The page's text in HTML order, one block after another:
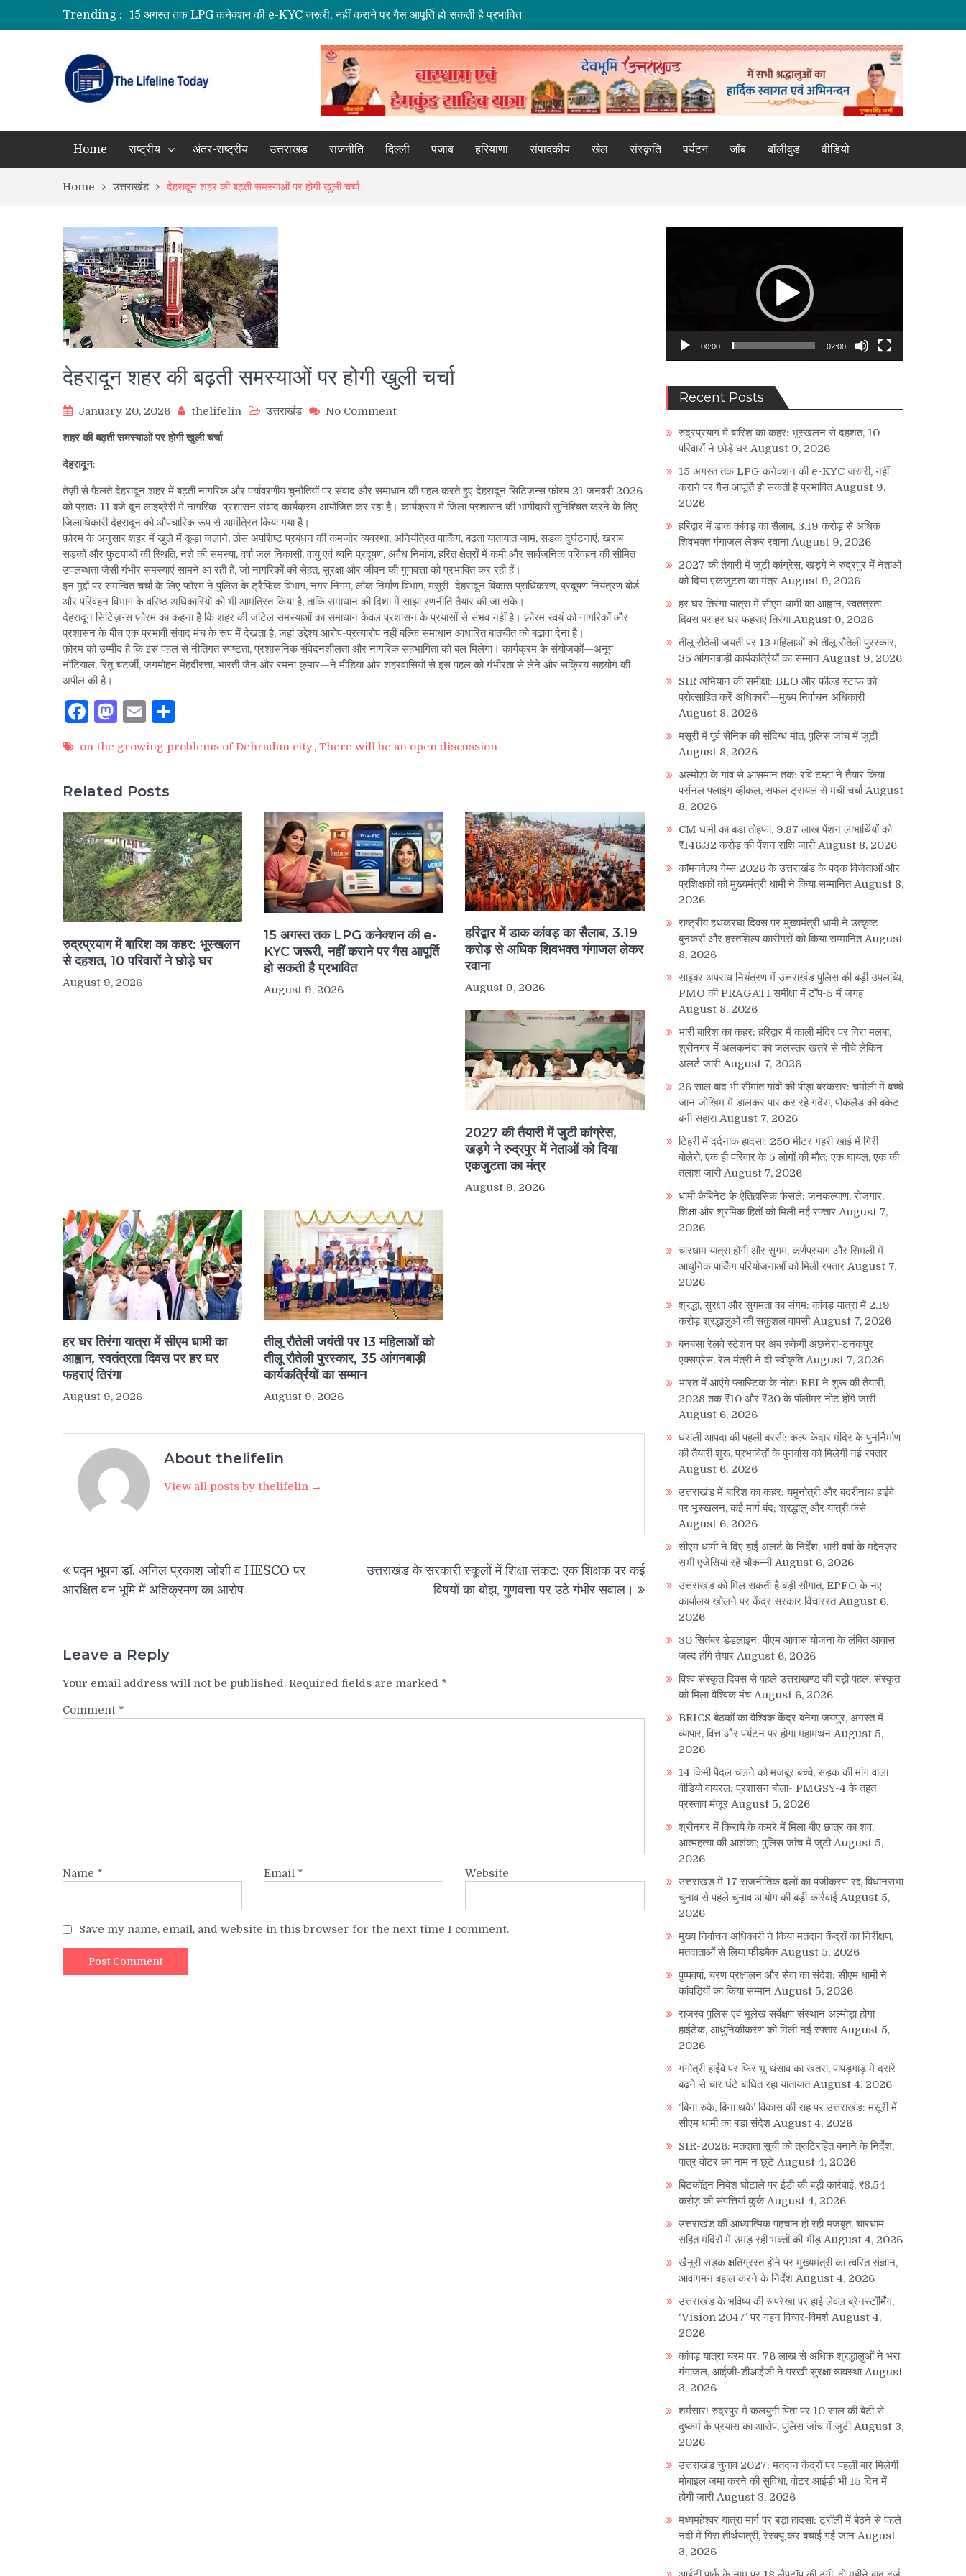
Trending :
15 अगस्त तक LPG कनेक्शन की e-KYC जरूरी, नहीं कराने पर गैस आपूर्ति हो सकती है प्रभावित
हरिद्वार में डाक कांवड़ का सैलाब, 3.19 करोड़ से अधिक शिवभक्त गंगाजल लेकर रवाना
2027 की तैयारी में जुटी कांग्रेस, खड़गे ने रुद्रपुर में नेताओं को दिया एकजुटता का मंत्र
हर घर तिरंगा यात्रा में सीएम धामी का आह्वान, स्वतंत्रता दिवस पर हर घर फहराएं तिरंगा
रुद्रप्रयाग में बारिश का कहर: भूस्खलन से दहशत, 10 परिवारों ने छोड़े घर
Home राष्ट्रीय अंतर-राष्ट्रीय उत्तराखंड राजनीति दिल्ली पंजाब हरियाणा संपादकीय खेल संस्कृति पर्यटन जॉब बॉलीवुड वीडियो
Home उत्तराखंड देहरादून शहर की बढ़ती समस्याओं पर होगी खुली चर्चा
देहरादून शहर की बढ़ती समस्याओं पर होगी खुली चर्चा
January 20, 2026 thelifelin उत्तराखंड No Commenton
समस्याओं
पर
खुली
चर्चा
शहर की बढ़ती समस्याओं पर होगी खुली चर्चा
देहरादून:
तेज़ी से फैलते देहरादून शहर में बढ़ती नागरिक और पर्यावरणीय चुनौतियों पर संवाद और समाधान की पहल करते हुए देहरादून सिटिज़न्स फ़ोरम 21 जनवरी 2026
को प्रातः 11 बजे दून लाइब्रेरी में नागरिक–प्रशासन संवाद कार्यक्रम आयोजित कर रहा है। कार्यक्रम में जिला प्रशासन की भागीदारी सुनिश्चित करने के लिए
जिलाधिकारी देहरादून को औपचारिक रूप से आमंत्रित किया गया है।
फ़ोरम के अनुसार शहर में खुले में कूड़ा जलाने, ठोस अपशिष्ट प्रबंधन की कमजोर व्यवस्था, अनियंत्रित पार्किंग, बढ़ता यातायात जाम, सड़क दुर्घटनाएं, खराब
सड़कों और फुटपाथों की स्थिति, नशे की समस्या, वर्षा जल निकासी, वायु एवं ध्वनि प्रदूषण, अवैध निर्माण, हरित क्षेत्रों में कमी और सार्वजनिक परिवहन की सीमित
उपलब्धता जैसी गंभीर समस्याएं सामने आ रही हैं, जो नागरिकों की सेहत, सुरक्षा और जीवन की गुणवत्ता को प्रभावित कर रही हैं।
इन मुद्दों पर समन्वित चर्चा के लिए फ़ोरम ने पुलिस के ट्रैफिक विभाग, नगर निगम, लोक निर्माण विभाग, मसूरी–देहरादून विकास प्राधिकरण, प्रदूषण नियंत्रण बोर्ड
और परिवहन विभाग के वरिष्ठ अधिकारियों को भी आमंत्रित किया है, ताकि समाधान की दिशा में साझा रणनीति तैयार की जा सके।
देहरादून सिटिज़न्स फ़ोरम का कहना है कि शहर की जटिल समस्याओं का समाधान केवल प्रशासन के प्रयासों से संभव नहीं है। फ़ोरम स्वयं को नागरिकों और
प्रशासन के बीच एक प्रभावी संवाद मंच के रूप में देखता है, जहां उद्देश्य आरोप-प्रत्यारोप नहीं बल्कि समाधान आधारित बातचीत को बढ़ावा देना है।
फ़ोरम को उम्मीद है कि इस पहल से नीतिगत स्पष्टता, प्रशासनिक संवेदनशीलता और नागरिक सहभागिता को बल मिलेगा। कार्यक्रम के संयोजकों—अनूप
नॉटियाल, रितु चटर्जी, जगमोहन मेंहदीरत्ता, भारती जैन और रमना कुमार—ने मीडिया और शहरवासियों से इस पहल को गंभीरता से लेने और सक्रिय सहयोग की
अपील की है।
Facebook
Mastodon
Email
on the growing problems of Dehradun city., There will be an open discussion
Related Posts
रुद्रप्रयाग में बारिश का कहर: भूस्खलन
से दहशत, 10 परिवारों ने छोड़े घर
August 9, 2026
15 अगस्त तक LPG कनेक्शन की e-
KYC जरूरी, नहीं कराने पर गैस आपूर्ति
हो सकती है प्रभावित
August 9, 2026
हरिद्वार में डाक कांवड़ का सैलाब, 3.19
करोड़ से अधिक शिवभक्त गंगाजल लेकर
रवाना
August 9, 2026
2027 की तैयारी में जुटी कांग्रेस,
खड़गे ने रुद्रपुर में नेताओं को दिया
एकजुटता का मंत्र
August 9, 2026
हर घर तिरंगा यात्रा में सीएम धामी का
आह्वान, स्वतंत्रता दिवस पर हर घर
फहराएं तिरंगा
August 9, 2026
तीलू रौतेली जयंती पर 13 महिलाओं को
तीलू रौतेली पुरस्कार, 35 आंगनबाड़ी
कार्यकर्त्रियों का सम्मान
August 9, 2026
About thelifelin
View all posts by thelifelin →
navigation
पद्म भूषण डॉ. अनिल प्रकाश जोशी व HESCO पर
आरक्षित वन भूमि में अतिक्रमण का आरोप
उत्तराखंड के सरकारी स्कूलों में शिक्षा संकट: एक शिक्षक पर कई
विषयों का बोझ, गुणवत्ता पर उठे गंभीर सवाल।
Leave a Reply
Your email address will not be published. Required fields are marked *
Comment *
Name * Email * Website
Save my name, email, and website in this browser for the next time I comment.
00:00 02:00
Recent Posts
रुद्रप्रयाग में बारिश का कहर: भूस्खलन से दहशत, 10
परिवारों ने छोड़े घर August 9, 2026
15 अगस्त तक LPG कनेक्शन की e-KYC जरूरी, नहीं
कराने पर गैस आपूर्ति हो सकती है प्रभावित August 9,
2026
हरिद्वार में डाक कांवड़ का सैलाब, 3.19 करोड़ से अधिक
शिवभक्त गंगाजल लेकर रवाना August 9, 2026
2027 की तैयारी में जुटी कांग्रेस, खड़गे ने रुद्रपुर में नेताओं
को दिया एकजुटता का मंत्र August 9, 2026
हर घर तिरंगा यात्रा में सीएम धामी का आह्वान, स्वतंत्रता
दिवस पर हर घर फहराएं तिरंगा August 9, 2026
तीलू रौतेली जयंती पर 13 महिलाओं को तीलू रौतेली पुरस्कार,
35 आंगनबाड़ी कार्यकर्त्रियों का सम्मान August 9, 2026
SIR अभियान की समीक्षा: BLO और फील्ड स्टाफ को
प्रोत्साहित करें अधिकारी—मुख्य निर्वाचन अधिकारी
August 8, 2026
मसूरी में पूर्व सैनिक की संदिग्ध मौत, पुलिस जांच में जुटी
August 8, 2026
अल्मोड़ा के गांव से आसमान तक: रवि टम्टा ने तैयार किया
पर्सनल फ्लाइंग व्हीकल, सफल ट्रायल से मची चर्चा August
8, 2026
CM धामी का बड़ा तोहफा, 9.87 लाख पेंशन लाभार्थियों को
₹146.32 करोड़ की पेंशन राशि जारी August 8, 2026
कॉमनवेल्थ गेम्स 2026 के उत्तराखंड के पदक विजेताओं और
प्रशिक्षकों को मुख्यमंत्री धामी ने किया सम्मानित August 8,
2026
राष्ट्रीय हथकरघा दिवस पर मुख्यमंत्री धामी ने उत्कृष्ट
बुनकरों और हस्तशिल्प कारीगरों को किया सम्मानित August
8, 2026
साइबर अपराध नियंत्रण में उत्तराखंड पुलिस की बड़ी उपलब्धि,
PMO की PRAGATI समीक्षा में टॉप-5 में जगह
August 8, 2026
भारी बारिश का कहर: हरिद्वार में काली मंदिर पर गिरा मलबा,
श्रीनगर में अलकनंदा का जलस्तर खतरे से नीचे लेकिन
अलर्ट जारी August 7, 2026
26 साल बाद भी सीमांत गांवों की पीड़ा बरकरार: चमोली में बच्चे
जान जोखिम में डालकर पार कर रहे गदेरा, पोकलैंड की बकेट
बनी सहारा August 7, 2026
टिहरी में दर्दनाक हादसा: 250 मीटर गहरी खाई में गिरी
बोलेरो, एक ही परिवार के 5 लोगों की मौत; एक घायल, एक की
तलाश जारी August 7, 2026
धामी कैबिनेट के ऐतिहासिक फैसले: जनकल्याण, रोजगार,
शिक्षा और श्रमिक हितों को मिली नई रफ्तार August 7,
2026
चारधाम यात्रा होगी और सुगम, कर्णप्रयाग और सिमली में
आधुनिक पार्किंग परियोजनाओं को मिली रफ्तार August 7,
2026
श्रद्धा, सुरक्षा और सुगमता का संगम: कांवड़ यात्रा में 2.19
करोड़ श्रद्धालुओं की सकुशल वापसी August 7, 2026
बनबसा रेलवे स्टेशन पर अब रुकेगी अछनेरा-टनकपुर
एक्सप्रेस, रेल मंत्री ने दी स्वीकृति August 7, 2026
भारत में आएंगे प्लास्टिक के नोट! RBI ने शुरू की तैयारी,
2028 तक ₹10 और ₹20 के पॉलीमर नोट होंगे जारी
August 6, 2026
धराली आपदा की पहली बरसी: कल्प केदार मंदिर के पुनर्निर्माण
की तैयारी शुरू, प्रभावितों के पुनर्वास को मिलेगी नई रफ्तार
August 6, 2026
उत्तराखंड में बारिश का कहर: यमुनोत्री और बदरीनाथ हाईवे
पर भूस्खलन, कई मार्ग बंद; श्रद्धालु और यात्री फंसे
August 6, 2026
सीएम धामी ने दिए हाई अलर्ट के निर्देश, भारी वर्षा के मद्देनज़र
सभी एजेंसियां रहें चौकन्नी August 6, 2026
उत्तराखंड को मिल सकती है बड़ी सौगात, EPFO के नए
कार्यालय खोलने पर केंद्र सरकार विचाररत August 6,
2026
30 सितंबर डेडलाइन: पीएम आवास योजना के लंबित आवास
जल्द होंगे तैयार August 6, 2026
विश्व संस्कृत दिवस से पहले उत्तराखण्ड की बड़ी पहल, संस्कृत
को मिला वैश्विक मंच August 6, 2026
BRICS बैठकों का वैश्विक केंद्र बनेगा जयपुर, अगस्त में
व्यापार, वित्त और पर्यटन पर होगा महामंथन August 5,
2026
14 किमी पैदल चलने को मजबूर बच्चे, सड़क की मांग वाला
वीडियो वायरल; प्रशासन बोला- PMGSY-4 के तहत
प्रस्ताव मंजूर August 5, 2026
श्रीनगर में किराये के कमरे में मिला बीए छात्र का शव,
आत्महत्या की आशंका; पुलिस जांच में जुटी August 5,
2026
उत्तराखंड में 17 राजनीतिक दलों का पंजीकरण रद्द, विधानसभा
चुनाव से पहले चुनाव आयोग की बड़ी कार्रवाई August 5,
2026
मुख्य निर्वाचन अधिकारी ने किया मतदान केंद्रों का निरीक्षण,
मतदाताओं से लिया फीडबैक August 5, 2026
पुष्पवर्षा, चरण प्रक्षालन और सेवा का संदेश: सीएम धामी ने
कांवड़ियों का किया सम्मान August 5, 2026
राजस्व पुलिस एवं भूलेख सर्वेक्षण संस्थान अल्मोड़ा होगा
हाईटेक, आधुनिकीकरण को मिली नई रफ्तार August 5,
2026
गंगोत्री हाईवे पर फिर भू-धंसाव का खतरा, पापड़गाड़ में दरारें
बढ़ने से चार घंटे बाधित रहा यातायात August 4, 2026
‘बिना रुके, बिना थके’ विकास की राह पर उत्तराखंड: मसूरी में
सीएम धामी का बड़ा संदेश August 4, 2026
SIR-2026: मतदाता सूची को त्रुटिरहित बनाने के निर्देश,
पात्र वोटर का नाम न छूटे August 4, 2026
बिटकॉइन निवेश घोटाले पर ईडी की बड़ी कार्रवाई, ₹8.54
करोड़ की संपत्तियां कुर्क August 4, 2026
उत्तराखंड की आध्यात्मिक पहचान हो रही मजबूत, चारधाम
सहित मंदिरों में उमड़ रही भक्तों की भीड़ August 4, 2026
खैनूरी सड़क क्षतिग्रस्त होने पर मुख्यमंत्री का त्वरित संज्ञान,
आवागमन बहाल करने के निर्देश August 4, 2026
उत्तराखंड के भविष्य की रूपरेखा पर हाई लेवल ब्रेनस्टॉर्मिंग,
‘Vision 2047’ पर गहन विचार-विमर्श August 4,
2026
कांवड़ यात्रा चरम पर: 76 लाख से अधिक श्रद्धालुओं ने भरा
गंगाजल, आईजी-डीआईजी ने परखी सुरक्षा व्यवस्था August
3, 2026
शर्मसार! रुद्रपुर में कलयुगी पिता पर 10 साल की बेटी से
दुष्कर्म के प्रयास का आरोप, पुलिस जांच में जुटी August 3,
2026
उत्तराखंड चुनाव 2027: मतदान केंद्रों पर पहली बार मिलेगी
मोबाइल जमा करने की सुविधा, वोटर आईडी भी 15 दिन में
होगी जारी August 3, 2026
मध्यमहेश्वर यात्रा मार्ग पर बड़ा हादसा: ट्रॉली में बैठने से पहले
नदी में गिरा तीर्थयात्री, रेस्क्यू कर बचाई गई जान August
3, 2026